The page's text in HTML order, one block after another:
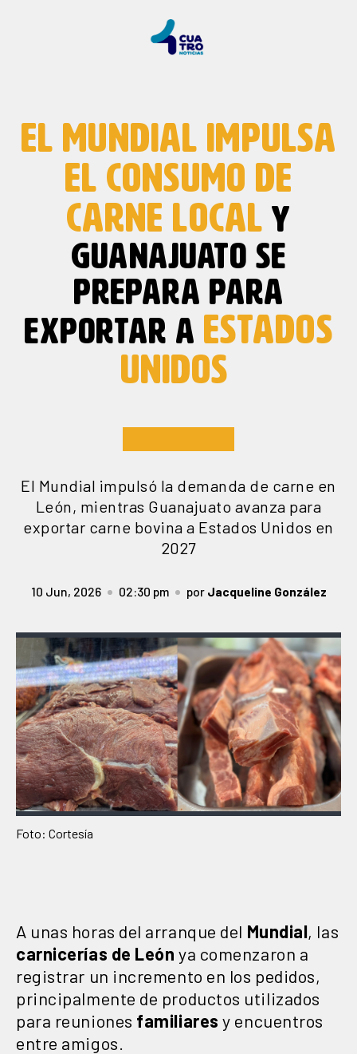
EL MUNDIAL IMPULSA
EL CONSUMO DE
CARNE LOCAL Y
GUANAJUATO SE
PREPARA PARA
EXPORTAR A ESTADOS
UNIDOS
El Mundial impulsó la demanda de carne en
León, mientras Guanajuato avanza para
exportar carne bovina a Estados Unidos en
2027
10 Jun, 2026 02:30 pm por Jacqueline González
Foto: Cortesía
A unas horas del arranque del Mundial, las
carnicerías de León ya comenzaron a
registrar un incremento en los pedidos,
principalmente de productos utilizados
para reuniones familiares y encuentros
entre amigos.